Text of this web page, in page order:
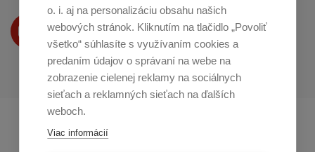
Produkty Vám predstavujeme
na Youtube
Profikuchař.cz
o. i. aj na personalizáciu obsahu našich
webových stránok. Kliknutím na tlačidlo „Povoliť
všetko“ súhlasíte s využívaním cookies a
predaním údajov o správaní na webe na
zobrazenie cielenej reklamy na sociálnych
sieťach a reklamných sieťach na ďalších
weboch.
Viac informácií